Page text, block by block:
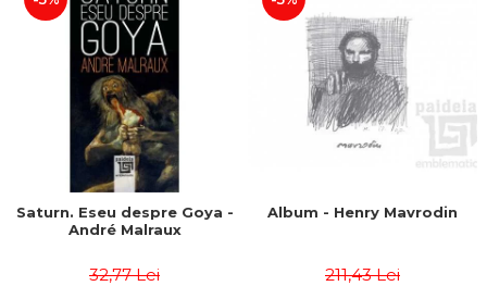
Saturn. Eseu despre Goya -
André Malraux
32,77 Lei
Album - Henry Mavrodin
211,43 Lei